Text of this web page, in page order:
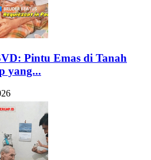
Pintu Emas di Tanah
yang...